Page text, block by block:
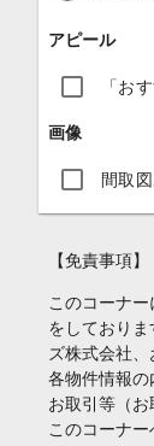
アピール
「お
画像
間取図
【免責事項】
このコーナ
をしており
ズ株式会社
各物件情報の
お取引等（
このコーナ